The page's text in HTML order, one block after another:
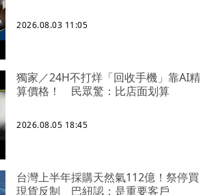
2026.08.03 11:05
獨家／24H不打烊「回收手機」靠AI精
算價格！ 民眾驚：比店面划算
2026.08.05 18:45
台灣上半年採購天然氣112億！祭停買
現貨反制 巴紐認：是重要客戶